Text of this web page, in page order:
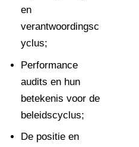
en
verantwoordingsc
yclus;
Performance
audits en hun
betekenis voor de
beleidscyclus;
De positie en